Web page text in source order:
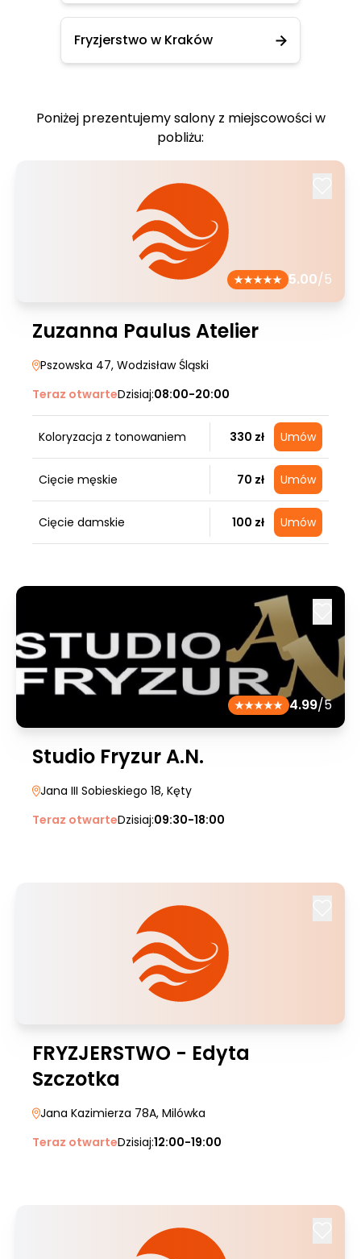
Fryzjerstwo w Kraków
Poniżej prezentujemy salony z miejscowości w
pobliżu:
5.00/5
Zuzanna Paulus Atelier
Pszowska 47, Wodzisław Śląski
Teraz otwarteDzisiaj:08:00-20:00
Koloryzacja z tonowaniem 330 zł Umów
Cięcie męskie 70 zł Umów
Cięcie damskie 100 zł Umów
4.99/5
Studio Fryzur A.N.
Jana III Sobieskiego 18, Kęty
Teraz otwarteDzisiaj:09:30-18:00
FRYZJERSTWO - Edyta
Szczotka
Jana Kazimierza 78A, Milówka
Teraz otwarteDzisiaj:12:00-19:00